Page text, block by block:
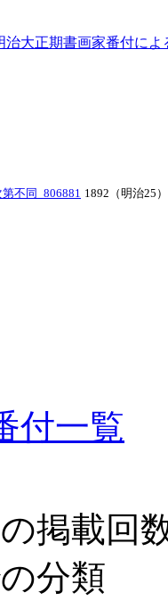
大正期書画家番付によ
不同_806881 1892（明治25）
付一覧
掲載回
分類